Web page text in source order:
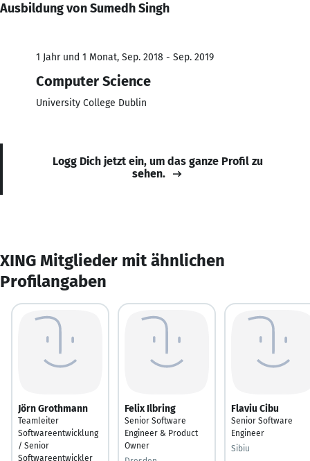
Ausbildung von Sumedh Singh
1 Jahr und 1 Monat, Sep. 2018 - Sep. 2019
Computer Science
University College Dublin
Logg Dich jetzt ein, um das ganze Profil zu
sehen.
XING Mitglieder mit ähnlichen
Profilangaben
Jörn Grothmann
Teamleiter
Softwareentwicklung
/ Senior
Softwareentwickler
Felix Ilbring
Senior Software
Engineer & Product
Owner
Flaviu Cibu
Senior Software
Engineer
Sibiu